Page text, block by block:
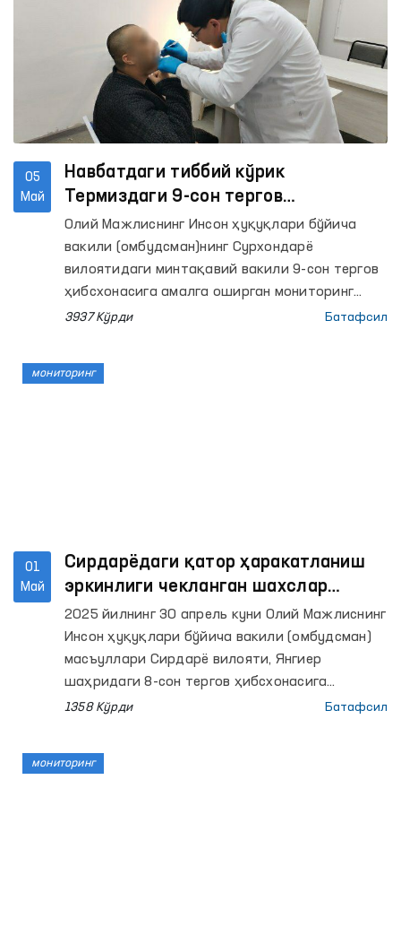
05
Май
Навбатдаги тиббий кўрик
Термиздаги 9-сон тергов
ҳибсхонасида сақланаётган
шахслар учун ташкил этилди
Олий Мажлиснинг Инсон ҳуқуқлари бўйича
вакили (омбудсман)нинг Сурхондарё
вилоятидаги минтақавий вакили 9-сон тергов
ҳибсхонасига амалга оширган мониторинг
ташрифларида маҳбуслардан соғлиги
3937 Кўрди Батафсил
01
Май
Сирдарёдаги қатор ҳаракатланиш
эркинлиги чекланган шахслар
сақланадиган ёпиқ
муассасалардаги шароитлар
ўрганилди
2025 йилнинг 30 апрель куни Олий Мажлиснинг
Инсон ҳуқуқлари бўйича вакили (омбудсман)
масъуллари Сирдарё вилояти, Янгиер
шаҳридаги 8-сон тергов ҳибсхонасига
мониторинг ташрифи амалга оширилди.
озиқ-овқат маҳсулотларини сақлаш ва
1358 Кўрди Батафсил
мониторинг
мониторинг